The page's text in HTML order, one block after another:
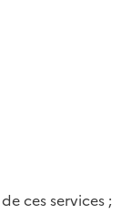
ces services ;